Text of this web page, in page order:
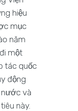
hiệu
mục
năm
một
tác quốc
động
và
này.